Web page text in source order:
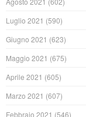
Luglio 2021 (590)
Giugno 2021 (623)
Maggio 2021 (675)
Aprile 2021 (605)
Marzo 2021 (607)
Febbraio 2021 (546)